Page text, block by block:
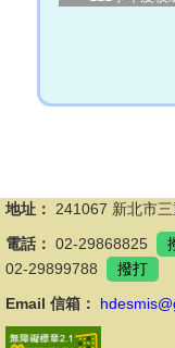
地址：
241067 新北市
電話： 02-29868825
02-29899788
撥打
Email 信箱：